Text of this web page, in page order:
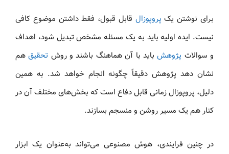
برای نوشتن یک پروپوزال قابل قبول، فقط داشتن موضوع کافی
نیست. ایده اولیه باید به یک مسئله مشخص تبدیل شود، اهداف
و سوالات پژوهشباید با آن هماهنگ باشند و روش تحقیقهم
نشان دهد پژوهش دقیقاً چگونه انجام خواهد شد. به همین
دلیل، پروپوزال زمانی قابل دفاع است که بخش‌های مختلف آن در
کنار هم یک مسیر روشن و منسجم بسازند.
در چنین فرایندی، هوش مصنوعی می‌تواند به‌عنوان یک ابزار